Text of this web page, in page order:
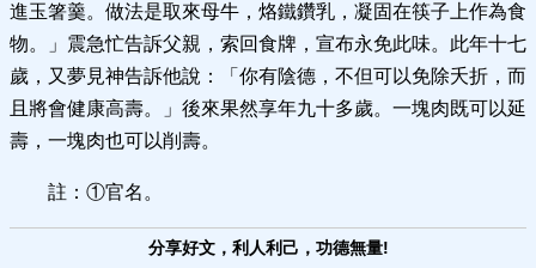
進玉箸羹。做法是取來母牛，烙鐵鑽乳，凝固在筷子上作為食
物。」震急忙告訴父親，索回食牌，宣布永免此味。此年十七
歲，又夢見神告訴他說：「你有陰德，不但可以免除夭折，而
且將會健康高壽。」後來果然享年九十多歲。一塊肉既可以延
壽，一塊肉也可以削壽。
註：①官名。
分享好文，利人利己，功德無量!